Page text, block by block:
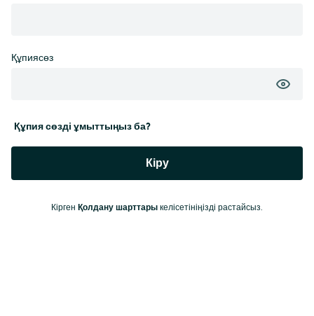
Құпиясөз
Құпия сөзді ұмыттыңыз ба?
Кіру
Кірген Қолдану шарттары келісетініңізді растайсыз.